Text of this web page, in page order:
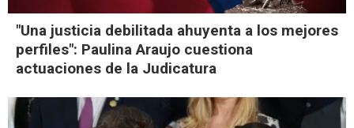
"Una justicia debilitada ahuyenta a los mejores
perfiles": Paulina Araujo cuestiona
actuaciones de la Judicatura